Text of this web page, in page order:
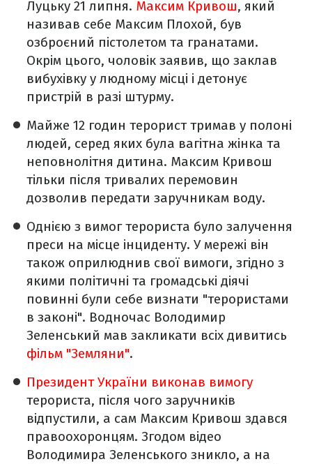
Луцьку 21 липня. Максим Кривош, який
називав себе Максим Плохой, був
озброєний пістолетом та гранатами.
Окрім цього, чоловік заявив, що заклав
вибухівку у людному місці і детонує
пристрій в разі штурму.
Майже 12 годин терорист тримав у полоні
людей, серед яких була вагітна жінка та
неповнолітня дитина. Максим Кривош
тільки після тривалих перемовин
дозволив передати заручникам воду.
Однією з вимог терориста було залучення
преси на місце інциденту. У мережі він
також оприлюднив свої вимоги, згідно з
якими політичні та громадські діячі
повинні були себе визнати "терористами
в законі". Водночас Володимир
Зеленський мав закликати всіх дивитись
фільм "Земляни".
Президент України виконав вимогу
терориста, після чого заручників
відпустили, а сам Максим Кривош здався
правоохоронцям. Згодом відео
Володимира Зеленського зникло, а на